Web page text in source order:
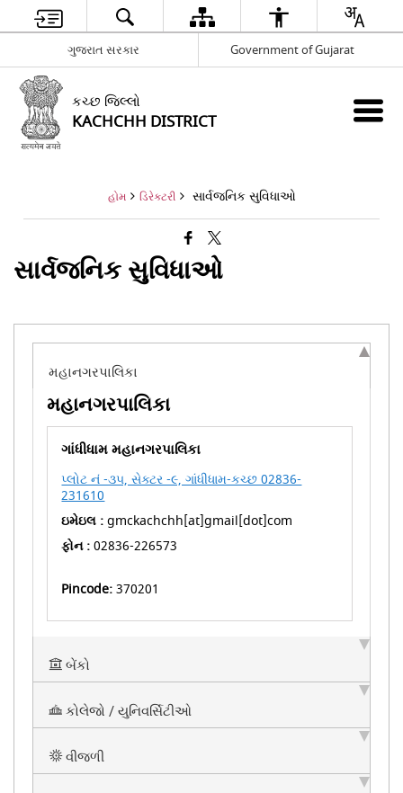
ગુજરાત સરકાર Government of Gujarat
કચ્છ જિલ્લો
KACHCHH DISTRICT
હોમ ડિરેક્ટરી સાર્વજનિક સુવિધાઓ
સાર્વજનિક સુવિધાઓ
મહાનગરપાલિકા
મહાનગરપાલિકા
ગાંધીધામ મહાનગરપાલિકા
પ્લોટ નં -૩૫, સેક્ટર -૯, ગાંધીધામ-કચ્છ 02836-
231610
ઇમેઇલ :gmckachchh[at]gmail[dot]com
ફોન :02836-226573
Pincode:370201
બેંકો
કોલેજો / યુનિવર્સિટીઓ
વીજળી